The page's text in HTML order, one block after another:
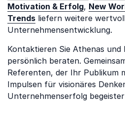
Motivation & Erfolg, New
Trends liefern weitere
Unternehmensentwicklung.
Kontaktieren Sie Athenas und
persönlich beraten.
Referenten, der Ihr Publikum
Impulsen für visionäres
Unternehmenserfolg